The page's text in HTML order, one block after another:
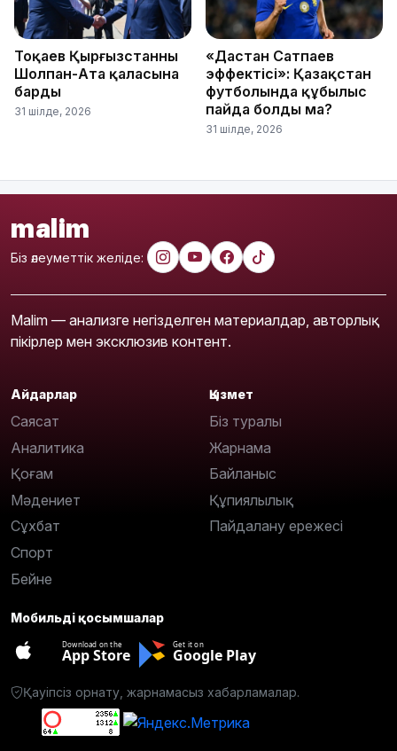
Тоқаев Қырғызстанның
Шолпан-Ата қаласына
барды
31 шілде, 2026
«Дастан Сатпаев
эффектісі»: Қазақстан
футболында құбылыс
пайда болды ма?
31 шілде, 2026
malim
Біз әлеуметтік желіде:
Malim — анализге негізделген материалдар, авторлық
пікірлер мен эксклюзив контент.
Айдарлар
Саясат
Аналитика
Қоғам
Мәдениет
Сұхбат
Спорт
Бейне
Қызмет
Біз туралы
Жарнама
Байланыс
Құпиялылық
Пайдалану ережесі
Мобильді қосымшалар
Download on the
App Store
Get it on
Google Play
Қауіпсіз орнату, жарнамасыз хабарламалар.